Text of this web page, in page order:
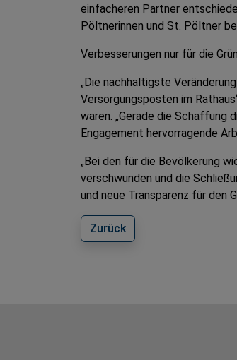
einfacheren Partner
Pöltnerinnen und St. Pöltner
Verbesserungen nur für die
„Die nachhaltigste
Versorgungsposten im
waren. „Gerade die
Engagement hervorragende
„Bei den für die Bevölkerung
verschwunden und die
und neue Transparenz für den
Zurück